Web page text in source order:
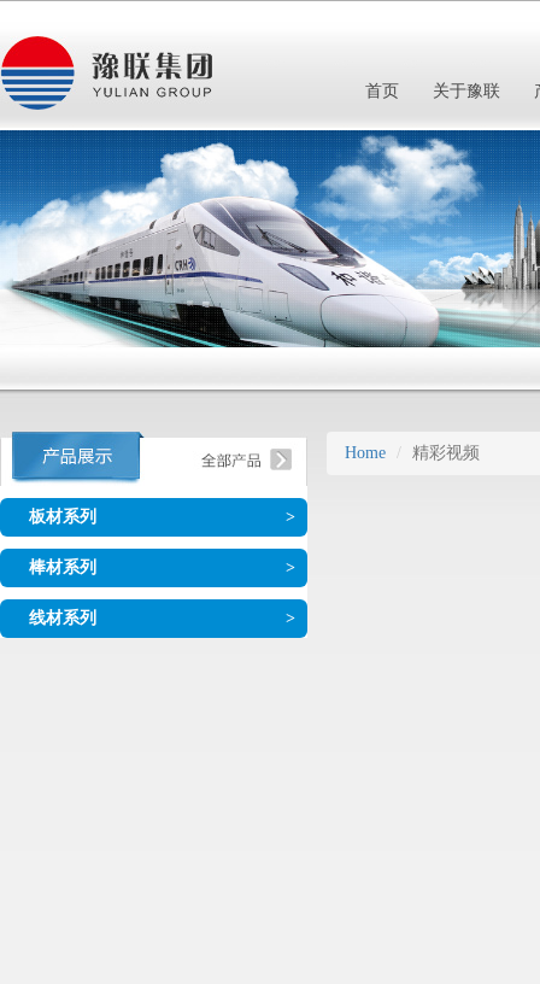
首页 关于豫联
板材系列 >
棒材系列 >
线材系列 >
Home 精彩视频